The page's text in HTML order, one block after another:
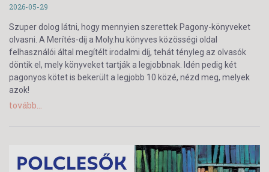
2026-05-29
Szuper dolog látni, hogy mennyien szerettek Pagony-könyveket
olvasni. A Merítés-díj a Moly.hu könyves közösségi oldal
felhasználói által megítélt irodalmi díj, tehát tényleg az olvasók
döntik el, mely könyveket tartják a legjobbnak. Idén pedig két
pagonyos kötet is bekerült a legjobb 10 közé, nézd meg, melyek
azok!
tovább...